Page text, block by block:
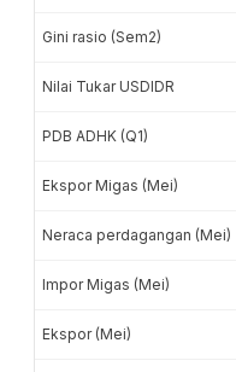
Gini rasio (Sem2)
Nilai Tukar USDIDR
PDB ADHK (Q1)
Ekspor Migas (Mei)
Neraca perdagangan (Mei)
Impor Migas (Mei)
Ekspor (Mei)